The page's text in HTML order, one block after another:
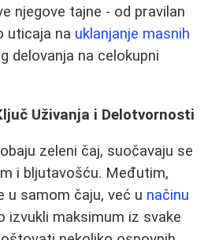
njegove tajne - od pravilan
uticaja na uklanjanje masnih
delovanja na celokupni
Uživanja i Delotvornosti
zeleni čaj, suočavaju se
i bljutavošću. Međutim,
u samom čaju, već u načinu
izvukli maksimum iz svake